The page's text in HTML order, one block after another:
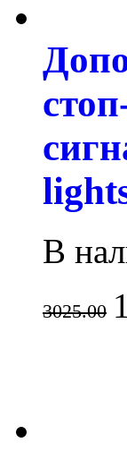
В
3025.00